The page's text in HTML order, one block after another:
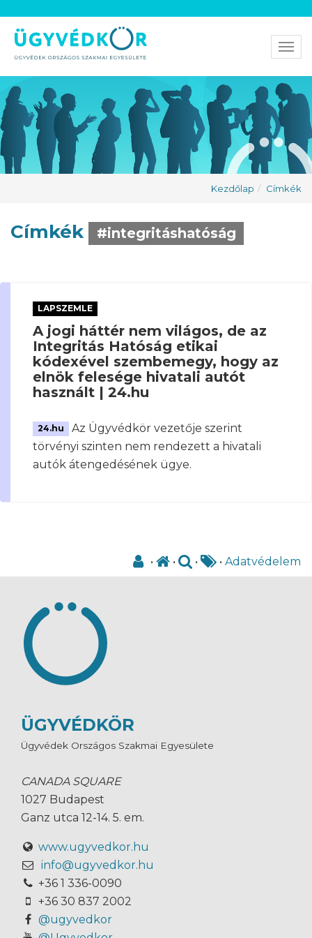
Kezdőlap Címkék
Címkék #integritáshatóság
LAPSZEMLE
A jogi háttér nem világos, de az
Integritás Hatóság etikai
kódexével szembemegy, hogy az
elnök felesége hivatali autót
használt | 24.hu
24.hu
Az Ügyvédkör vezetője szerint
törvényi szinten nem rendezett a hivatali
autók átengedésének ügye.
• • • • Adatvédelem
ÜGYVÉDKÖR
Ügyvédek Országos Szakmai Egyesülete
CANADA SQUARE
1027 Budapest
Ganz utca 12-14. 5. em.
www.ugyvedkor.hu
info@ugyvedkor.hu
+36 1 336-0090
+36 30 837 2002
@ugyvedkor